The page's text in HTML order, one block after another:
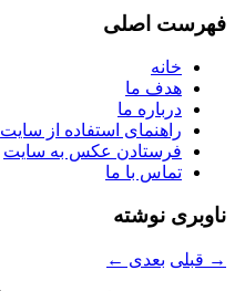
فهرست اصلی
خانه
هدف ما
درباره ما
راهنمای استفاده از سایت
فرستادن عکس به سایت
تماس با ما
ناوبری نوشته
→ قبلی بعدی ←